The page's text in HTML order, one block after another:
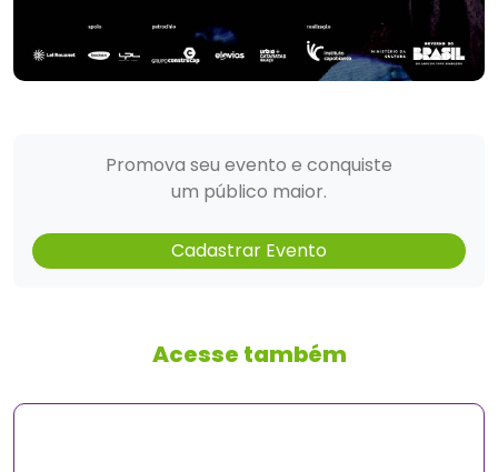
Promova seu evento e conquiste
um público maior.
Cadastrar Evento
Acesse também